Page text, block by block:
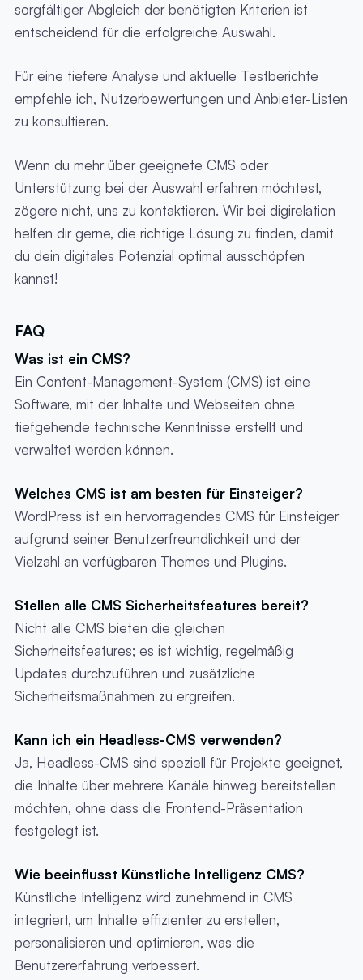
sorgfältiger Abgleich der benötigten Kriterien ist
entscheidend für die erfolgreiche Auswahl.
Für eine tiefere Analyse und aktuelle Testberichte
empfehle ich, Nutzerbewertungen und Anbieter-Listen
zu konsultieren.
Wenn du mehr über geeignete CMS oder
Unterstützung bei der Auswahl erfahren möchtest,
zögere nicht, uns zu kontaktieren. Wir bei digirelation
helfen dir gerne, die richtige Lösung zu finden, damit
du dein digitales Potenzial optimal ausschöpfen
kannst!
FAQ
Was ist ein CMS?
Ein Content-Management-System (CMS) ist eine
Software, mit der Inhalte und Webseiten ohne
tiefgehende technische Kenntnisse erstellt und
verwaltet werden können.
Welches CMS ist am besten für Einsteiger?
WordPress ist ein hervorragendes CMS für Einsteiger
aufgrund seiner Benutzerfreundlichkeit und der
Vielzahl an verfügbaren Themes und Plugins.
Stellen alle CMS Sicherheitsfeatures bereit?
Nicht alle CMS bieten die gleichen
Sicherheitsfeatures; es ist wichtig, regelmäßig
Updates durchzuführen und zusätzliche
Sicherheitsmaßnahmen zu ergreifen.
Kann ich ein Headless-CMS verwenden?
Ja, Headless-CMS sind speziell für Projekte geeignet,
die Inhalte über mehrere Kanäle hinweg bereitstellen
möchten, ohne dass die Frontend-Präsentation
festgelegt ist.
Wie beeinflusst Künstliche Intelligenz CMS?
Künstliche Intelligenz wird zunehmend in CMS
integriert, um Inhalte effizienter zu erstellen,
personalisieren und optimieren, was die
Benutzererfahrung verbessert.